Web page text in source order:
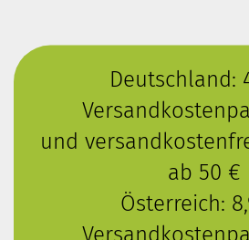
Deutschland:
und
ab 50 €
Österreich: